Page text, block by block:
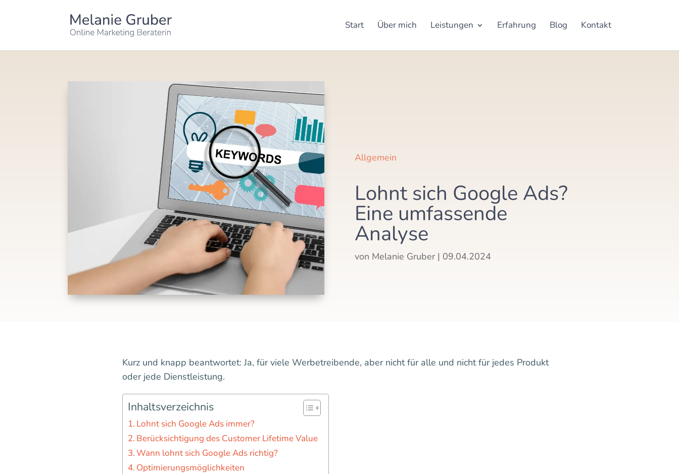
Start Über mich Leistungen Erfahrung Blog Kontakt
Allgemein
Lohnt sich Google Ads?
Eine umfassende
Analyse
von Melanie Gruber| 09.04.2024
Kurz und knapp beantwortet: Ja, für viele Werbetreibende, aber nicht für alle und nicht für jedes Produkt
oder jede Dienstleistung.
Inhaltsverzeichnis
Lohnt sich Google Ads immer?
Berücksichtigung des Customer Lifetime Value
Wann lohnt sich Google Ads richtig?
Optimierungsmöglichkeiten